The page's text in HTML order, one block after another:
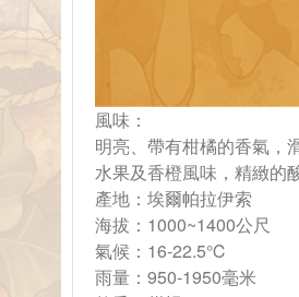
風味：
明亮、帶有柑橘的香氣，
水果及香橙風味，精緻的
產地：埃爾帕拉伊索
海拔：1000~1400公尺
氣候：16-22.5℃
雨量：950-1950毫米